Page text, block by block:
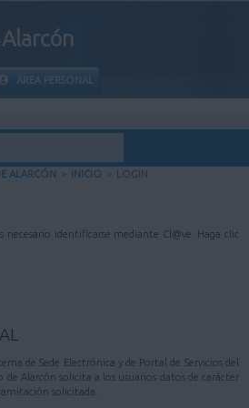
Alarcón
ÁREA PERSONAL
MUNICIPAL
ALARCÓN > INICIO > LOGIN
necesario identificarse mediante Cl@ve. Haga clic
de Sede Electrónica y de Portal de Servicios del
Alarcón solicita a los usuarios datos de carácter
solicitada.